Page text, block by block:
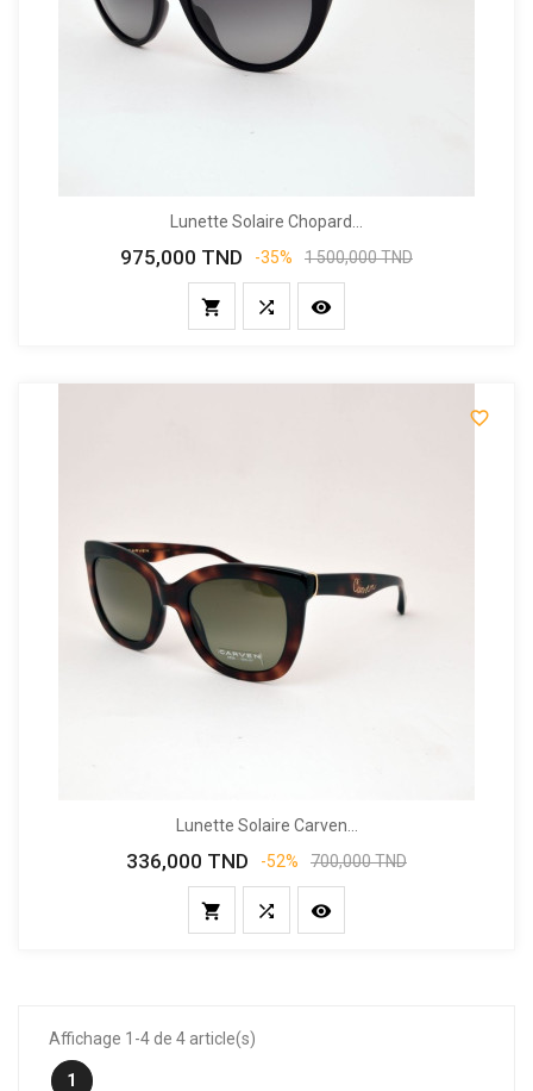
Lunette Solaire Chopard...
Prix
975,000 TND
Prix
-35% 1 500,000 TND
  

Lunette Solaire Carven...
Prix
336,000 TND
Prix
-52% 700,000 TND
  
Affichage 1-4 de 4 article(s)
1